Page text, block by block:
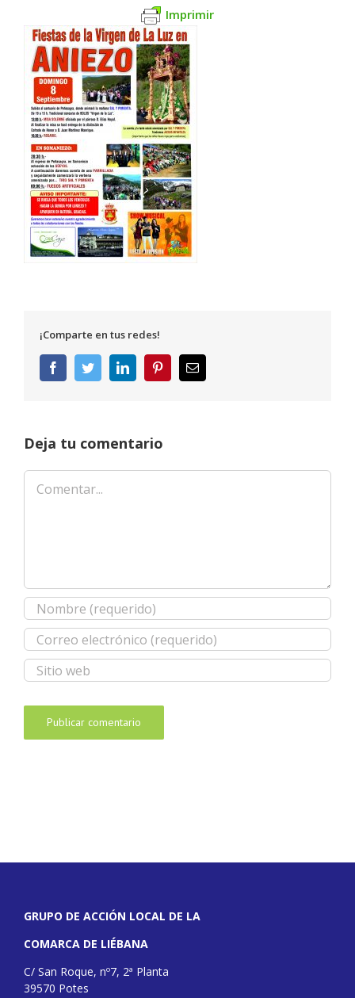
Imprimir
¡Comparte en tus redes!
FacebookTwitterLinkedInPinterestCorreo
electrónico
Deja tu comentario
Comentar
GRUPO DE ACCIÓN LOCAL DE LA
COMARCA DE LIÉBANA
C/ San Roque, nº7, 2ª Planta
39570 Potes